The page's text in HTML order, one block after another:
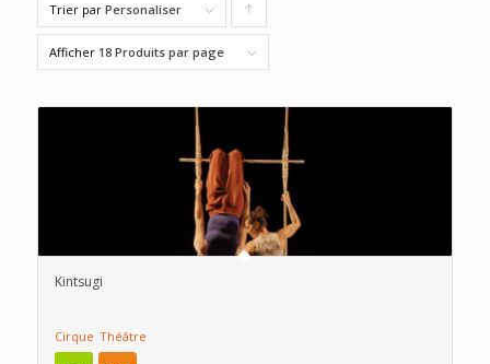
Trier par Personaliser
les
produits
en
ordre
ascendant
Afficher 18 Produits par page
Kintsugi
Cirque Théâtre